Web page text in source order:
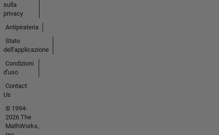
sulla
privacy
Antipirateria
Stato
dell'applicazione
Condizioni
d'uso
Contact
Us
© 1994-
2026 The
MathWorks,